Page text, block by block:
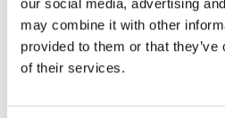
our social media, advertising
may combine it with other
provided to them or that
of their services.
Verbinding
aansluiting 1 model